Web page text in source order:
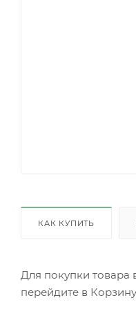
КАК КУПИТЬ
Для покупки товара
перейдите в